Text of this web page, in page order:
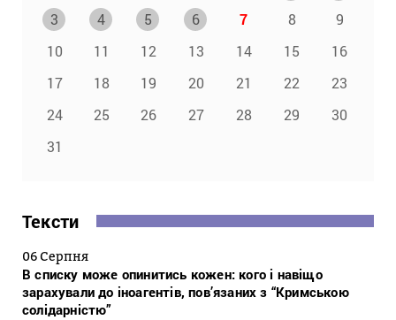
3
4 5 6 7 8
9
10
11 12 13 14 15
16
17
18 19 20 21 22
23
24
25 26 27 28 29
30
31
Тексти
06 Серпня
В списку може опинитись кожен: кого і навіщо
зарахували до іноагентів, пов’язаних з “Кримською
солідарністю”